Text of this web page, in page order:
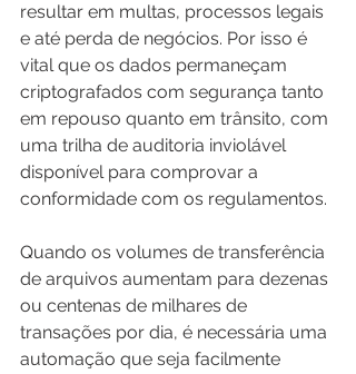
resultar em multas, processos legais
e até perda de negócios. Por isso é
vital que os dados permaneçam
criptografados com segurança tanto
em repouso quanto em trânsito, com
uma trilha de auditoria inviolável
disponível para comprovar a
conformidade com os regulamentos.
Quando os volumes de transferência
de arquivos aumentam para dezenas
ou centenas de milhares de
transações por dia, é necessária uma
automação que seja facilmente